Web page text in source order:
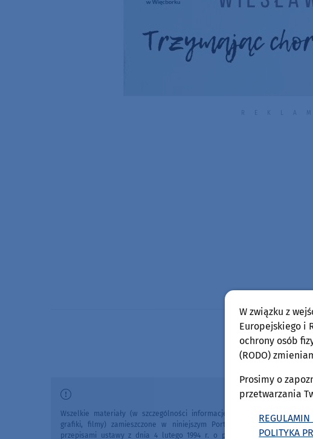
O
Wszelkie materiały (w szczególności informacje lokalne, zdjęcia,
grafiki, filmy) zamieszczone w niniejszym Portalu chronione są
przepisami ustawy z dnia 4 lutego 1994 r. o prawie autorskim i
W związku z
Europejskiego i
ochrony osób
(RODO)
Prosimy o
przetwarzania
REGULAMIN
POLITYKA